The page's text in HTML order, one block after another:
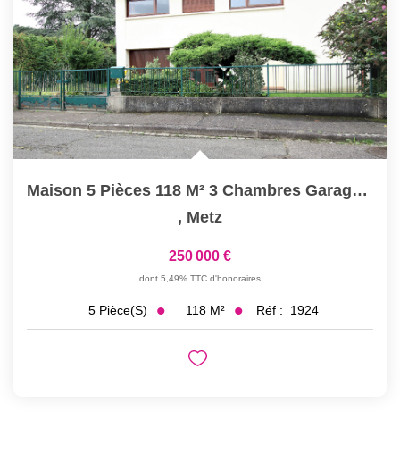
Maison 5 Pièces 118 M² 3 Chambres Garage Jardin À METZ MAGNY
, Metz
250 000 €
dont 5,49% TTC d'honoraires
5 Pièce(s) 118 M² Réf : 1924